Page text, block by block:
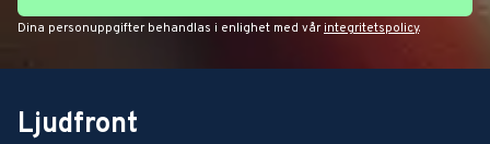
Dina personuppgifter behandlas i enlighet med vår integritetspolicy.
Ljudfront